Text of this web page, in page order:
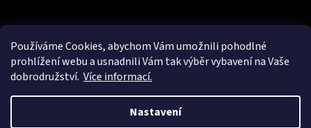
Používáme Cookies, abychom Vámumožnili pohodlné
prohlížení webu a usnadnili Vám tak výběr vybavení na Vaše
dobrodružství. Více informací.
Nastavení
Vytvořil Shoptet
&BEOM.cz